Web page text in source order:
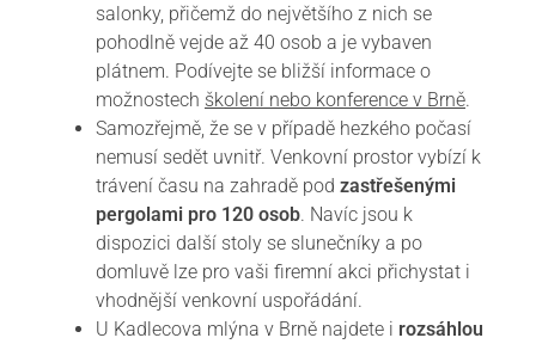
salonky, přičemž do největšího z nich se
pohodlně vejde až 40 osob a je vybaven
plátnem. Podívejte se bližší informace o
možnostech školení nebo konference v Brně.
Samozřejmě, že se v případě hezkého počasí
nemusí sedět uvnitř. Venkovní prostor vybízí k
trávení času na zahradě pod zastřešenými
pergolami pro 120 osob. Navíc jsou k
dispozici další stoly se slunečníky a po
domluvě lze pro vaši firemní akci přichystat i
vhodnější venkovní uspořádání.
U Kadlecova mlýna v Brně najdete i rozsáhlou